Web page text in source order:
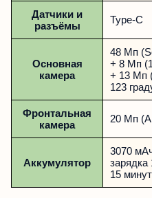
Датчики и
разъёмы
Type-C
Основная
камера
48 Мп
+ 8 Мп
+ 13 Мп
123
Фронтальная
камера
20 Мп
Аккумулятор
3070
зарядка
15 минут